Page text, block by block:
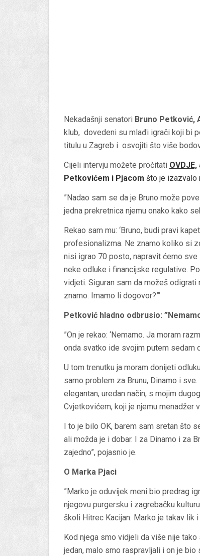
Nekadašnji senatori Bruno Petković,
klub, dovedeni su mlađi igrači koji bi
titulu u Zagreb i osvojiti što više
Cijeli intervju možete pročitati OVDJE,
Petkovićem i Pjacom što je izazvalo
”Nadao sam se da je Bruno može
jedna prekretnica njemu onako kako
Rekao sam mu: ‘Bruno, budi pravi
profesionalizma. Ne znamo koliko si
nisi igrao 70 posto, napravit ćemo
neke odluke i financijske regulative.
vidjeti. Siguran sam da možeš
znamo. Imamo li dogovor?”’
Petković hladno odbrusio:
”On je rekao: ‘Nemamo. Ja moram
onda svatko ide svojim putem sedam
U tom trenutku ja moram donijeti
samo problem za Brunu, Dinamo i
elegantan, uredan način, s mojim
Cvjetkovićem, koji je njemu menadžer
I to je bilo OK, barem sam sretan što
ali možda je i dobar. I za Dinamo i za
zajedno”, pojasnio je.
O Marka Pjaci
”Marko je oduvijek meni bio predrag
njegovu purgersku i zagrebačku
školi Hitrec Kacijan. Marko je takav lik
Kod njega smo vidjeli da više nije
jedan, malo smo raspravljali i on je